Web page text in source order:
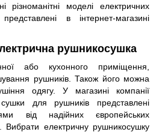
різноманітні моделі електричних
в інтернет-магазині
рушникосушка
або кухонного приміщення,
рушників. Також його можна
одягу. У магазині компанії
для рушників представлені
від надійних європейських
Вибрати електричну рушникосушку